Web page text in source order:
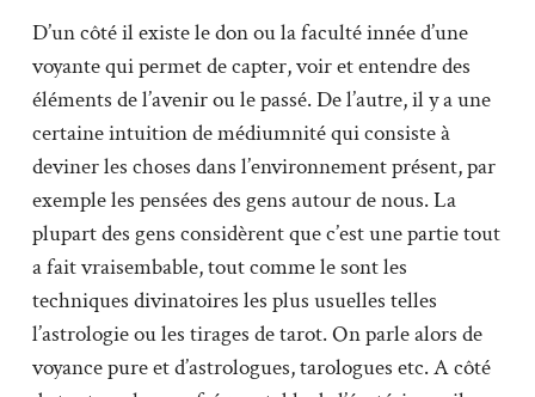
D’un côté il existe le don ou la faculté innée d’une
voyante qui permet de capter, voir et entendre des
éléments de l’avenir ou le passé. De l’autre, il y a une
certaine intuition de médiumnité qui consiste à
deviner les choses dans l’environnement présent, par
exemple les pensées des gens autour de nous. La
plupart des gens considèrent que c’est une partie tout
a fait vraisembable, tout comme le sont les
techniques divinatoires les plus usuelles telles
l’astrologie ou les tirages de tarot. On parle alors de
voyance pure et d’astrologues, tarologues etc. A côté